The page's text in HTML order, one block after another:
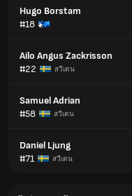
Hugo Borstam
#18
Ailo Angus Zackrisson
#22
สวีเดน
Samuel Adrian
#58
สวีเดน
Daniel Ljung
#71
สวีเดน